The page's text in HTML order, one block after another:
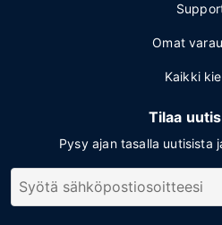
Omat
Kaikki
Tilaa
Pysy ajan tasalla uutisista